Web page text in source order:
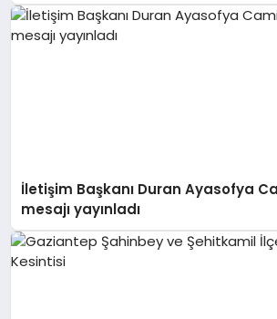
İletişim Başkanı Duran Ayasofya
mesajı yayınladı